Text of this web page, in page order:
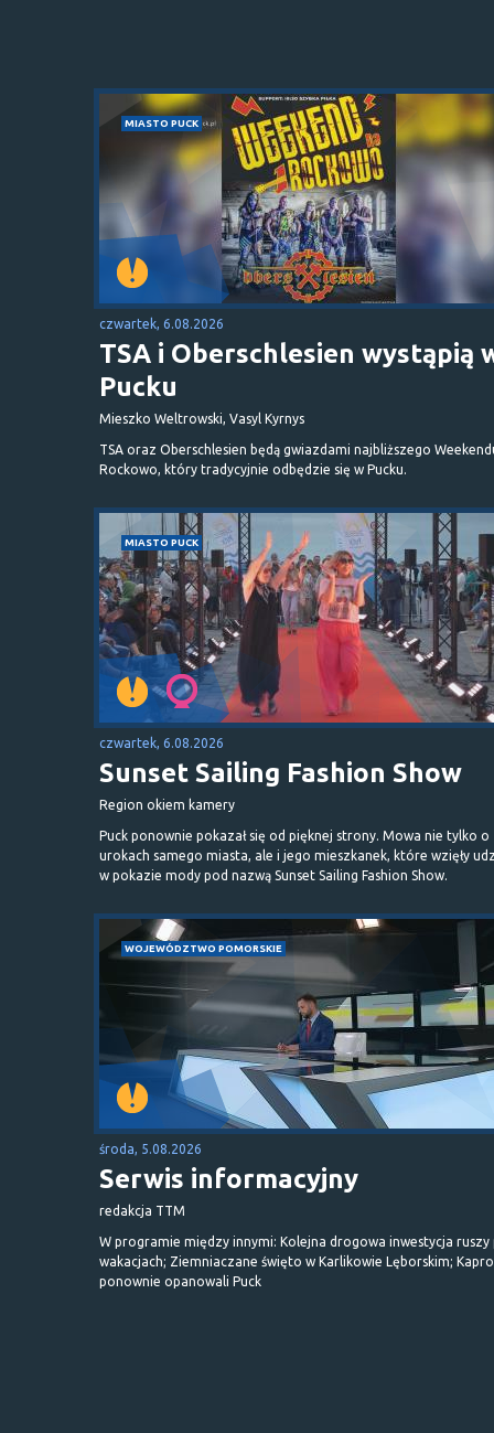
MIASTO PUCK
czwartek, 6.08.2026
TSA i Oberschlesien wystąpią
Pucku
Mieszko Weltrowski, Vasyl Kyrnys
TSA oraz Oberschlesien będą gwiazdami najbliższego
Rockowo, który tradycyjnie odbędzie się w Pucku.
MIASTO PUCK
czwartek, 6.08.2026
Sunset Sailing Fashion Show
Region okiem kamery
Puck ponownie pokazał się od pięknej strony. Mowa nie tylko o
urokach samego miasta, ale i jego mieszkanek, które wzięły
w pokazie mody pod nazwą Sunset Sailing Fashion Show.
WOJEWÓDZTWO POMORSKIE
środa, 5.08.2026
Serwis informacyjny
redakcja TTM
W programie między innymi: Kolejna drogowa inwestycja ruszy
wakacjach; Ziemniaczane święto w Karlikowie Lęborskim;
ponownie opanowali Puck